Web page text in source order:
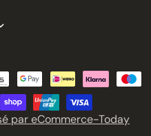
par eCommerce-Today